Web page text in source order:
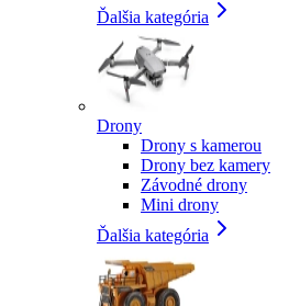
Ďalšia kategória
Drony
Drony s kamerou
Drony bez kamery
Závodné drony
Mini drony
Ďalšia kategória